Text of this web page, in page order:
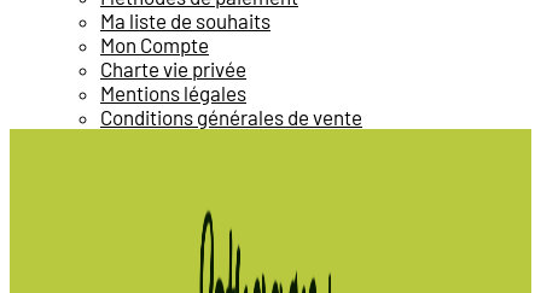
Ma liste de souhaits
Mon Compte
Charte vie privée
Mentions légales
Conditions générales de vente